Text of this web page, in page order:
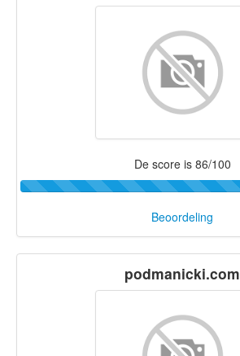
De score is 86/100
Beoordeling
podmanicki.com